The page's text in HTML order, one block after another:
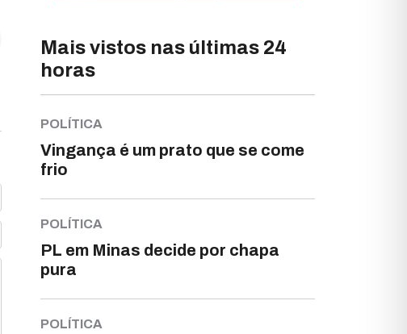
Mais vistos nas últimas 24
horas
POLÍTICA
Vingança é um prato que se come
frio
POLÍTICA
PL em Minas decide por chapa
pura
POLÍTICA